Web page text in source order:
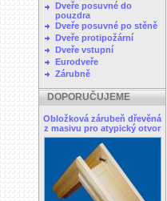
Dveře posuvné do
pouzdra
Dveře posuvné po stěně
Dveře protipožární
Dveře vstupní
Eurodveře
Zárubně
DOPORUČUJEME
Obložková zárubeň dřevěná
z masivu pro atypický otvor